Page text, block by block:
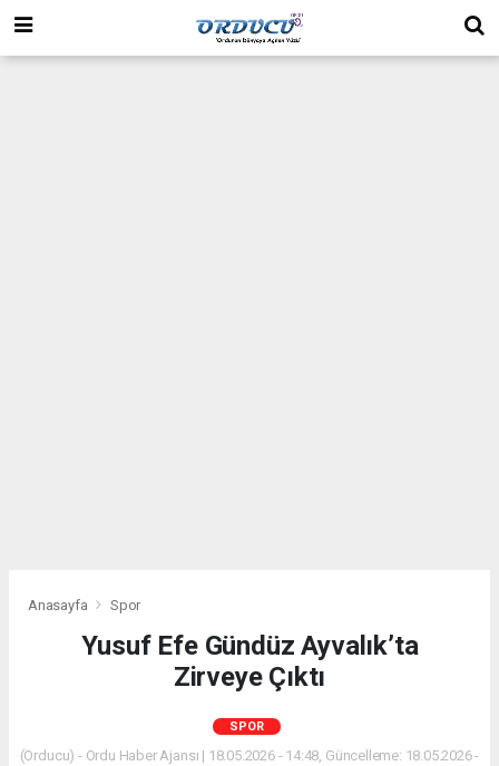
Anasayfa Spor
Yusuf Efe Gündüz Ayvalık’ta
Zirveye Çıktı
SPOR
(Orducu) - Ordu Haber Ajansı | 18.05.2026 - 14:48, Güncelleme: 18.05.2026 -